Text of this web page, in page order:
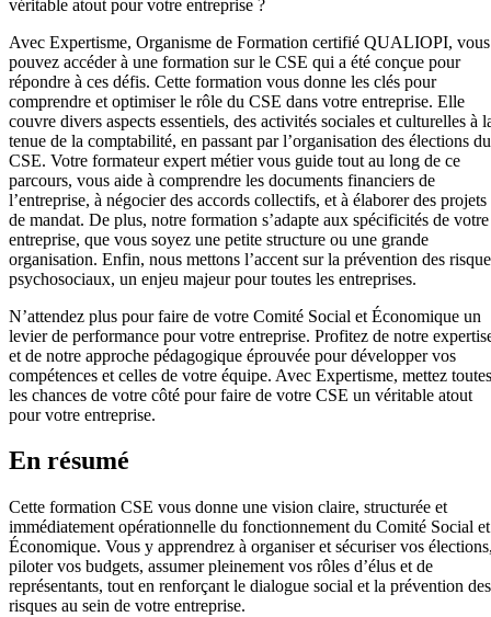
véritable atout pour votre entreprise ?
Avec Expertisme, Organisme de Formation certifié QUALIOPI, vous
pouvez accéder à une formation sur le CSE qui a été conçue pour
répondre à ces défis. Cette formation vous donne les clés pour
comprendre et optimiser le rôle du CSE dans votre entreprise. Elle
couvre divers aspects essentiels, des activités sociales et culturelles à
tenue de la comptabilité, en passant par l’organisation des élections du
CSE. Votre formateur expert métier vous guide tout au long de ce
parcours, vous aide à comprendre les documents financiers de
l’entreprise, à négocier des accords collectifs, et à élaborer des projets
de mandat. De plus, notre formation s’adapte aux spécificités de votre
entreprise, que vous soyez une petite structure ou une grande
organisation. Enfin, nous mettons l’accent sur la prévention des
psychosociaux, un enjeu majeur pour toutes les entreprises.
N’attendez plus pour faire de votre Comité Social et Économique un
levier de performance pour votre entreprise. Profitez de notre
et de notre approche pédagogique éprouvée pour développer vos
compétences et celles de votre équipe. Avec Expertisme, mettez toutes
les chances de votre côté pour faire de votre CSE un véritable atout
pour votre entreprise.
En résumé
Cette formation CSE vous donne une vision claire, structurée et
immédiatement opérationnelle du fonctionnement du Comité Social et
Économique. Vous y apprendrez à organiser et sécuriser vos
piloter vos budgets, assumer pleinement vos rôles d’élus et de
représentants, tout en renforçant le dialogue social et la prévention des
risques au sein de votre entreprise.